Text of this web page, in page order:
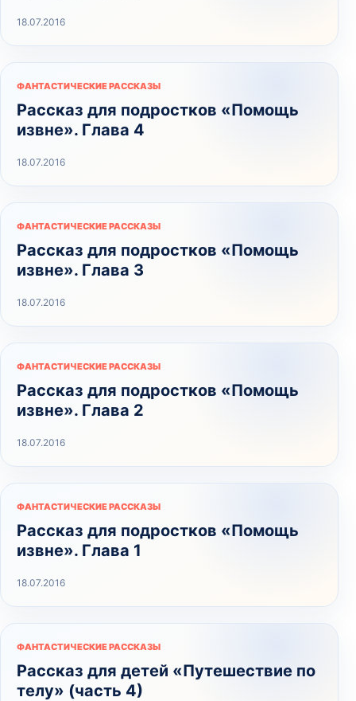
18.07.2016
ФАНТАСТИЧЕСКИЕ РАССКАЗЫ
Рассказ для подростков «Помощь
извне». Глава 4
18.07.2016
ФАНТАСТИЧЕСКИЕ РАССКАЗЫ
Рассказ для подростков «Помощь
извне». Глава 3
18.07.2016
ФАНТАСТИЧЕСКИЕ РАССКАЗЫ
Рассказ для подростков «Помощь
извне». Глава 2
18.07.2016
ФАНТАСТИЧЕСКИЕ РАССКАЗЫ
Рассказ для подростков «Помощь
извне». Глава 1
18.07.2016
ФАНТАСТИЧЕСКИЕ РАССКАЗЫ
Рассказ для детей «Путешествие по
телу» (часть 4)